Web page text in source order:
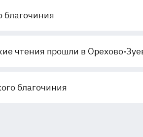
благочиния
чтения прошли в Орехово-
благочиния